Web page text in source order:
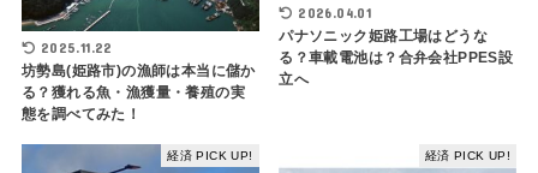
2025.11.22
坊勢島(姫路市)の漁師は本当に儲か
る？獲れる魚・漁獲量・養殖の実
態を調べてみた！
2026.04.01
パナソニック姫路工場はどうな
る？車載電池は？合弁会社PPES設
立へ
経済 PICK UP! 経済 PICK UP!